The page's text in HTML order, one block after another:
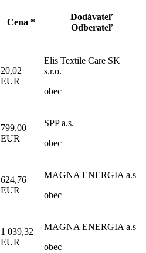
Cena *
Dodávateľ
Odberateľ
20,02
EUR
Elis Textile Care SK
s.r.o.
obec
799,00
EUR
SPP a.s.
obec
624,76
EUR
MAGNA ENERGIA a.s
obec
1 039,32
EUR
MAGNA ENERGIA a.s
obec